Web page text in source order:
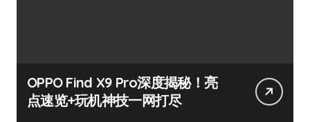
OPPO Find X9 Pro深度揭秘！亮
点速览+玩机神技一网打尽